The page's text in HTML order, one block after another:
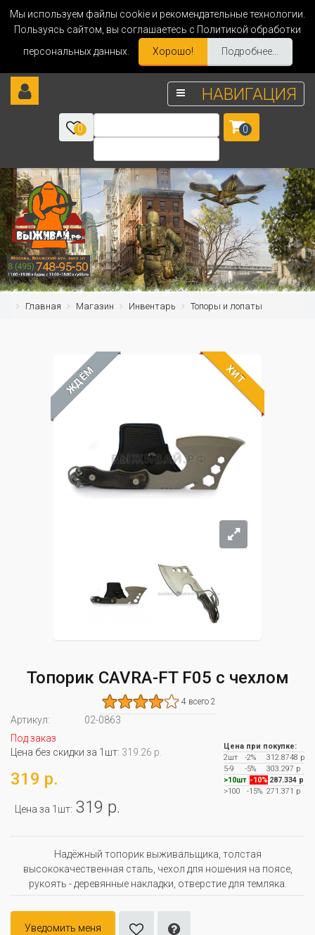
Мы используем файлы cookie и рекомендательные технологии.
Пользуясь сайтом, вы соглашаетесь с Политикой обработки
персональных данных.
Хорошо! Подробнее...
НАВИГАЦИЯ
0 0
Главная Магазин Инвентарь Топоры и лопаты
ЖДЁМ ХИТ
Топорик CAVRA-FT F05 с чехлом
4 всего 2
Артикул:
02-0863
Под заказ
Цена без скидки за 1шт: 319.26 р.
319 р.
Цена за 1шт: 319 р.
Цена при покупке:
2шт
-2%
312.8748 р
5-9
-5%
303.297 р
>10шт -10% 287.334 р
>100
-15% 271.371 р
Надёжный топорик выживальщика, толстая
высококачественная сталь, чехол для ношения на поясе,
рукоять - деревянные накладки, отверстие для темляка.
Уведомить меня